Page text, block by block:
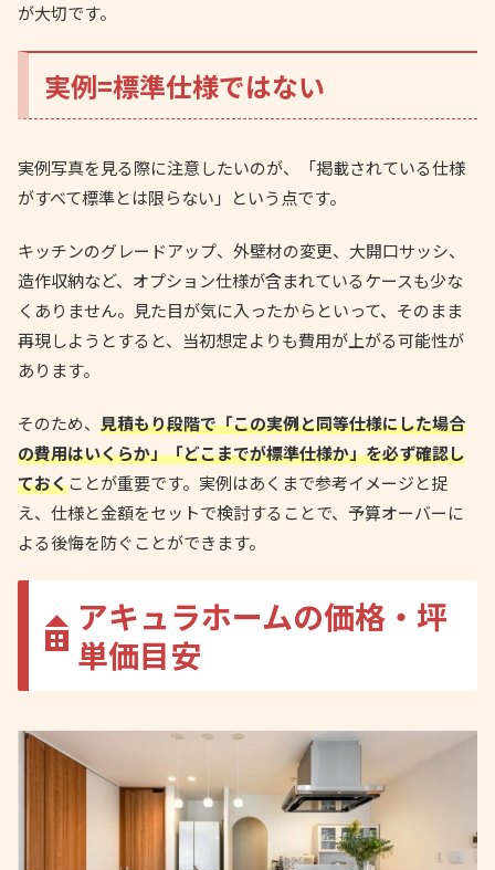
が大切です。
実例=標準仕様ではない
実例写真を見る際に注意したいのが、「掲載されている仕様
がすべて標準とは限らない」という点です。
キッチンのグレードアップ、外壁材の変更、大開口サッシ、
造作収納など、オプション仕様が含まれているケースも少な
くありません。見た目が気に入ったからといって、そのまま
再現しようとすると、当初想定よりも費用が上がる可能性が
あります。
そのため、 見積もり段階で「この実例と同等仕様にした場合
の費用はいくらか」「どこまでが標準仕様か」を必ず確認し
ておくことが重要です。実例はあくまで参考イメージと捉
え、仕様と金額をセットで検討することで、予算オーバーに
よる後悔を防ぐことができます。
アキュラホームの価格・坪
単価目安